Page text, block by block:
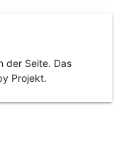
der Seite. Das
Projekt.